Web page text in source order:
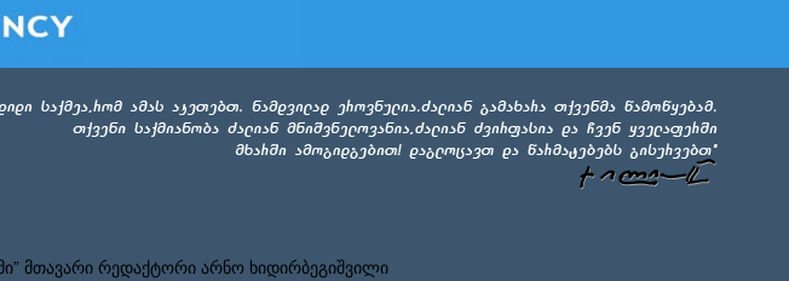
მთავარი რედაქტორი არნო ხიდირბეგიშვილი